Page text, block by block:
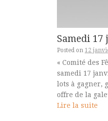
Samedi 17
Posted on 12
« Comité des
samedi 17
lots à gagner,
offre de la
Lire la suite